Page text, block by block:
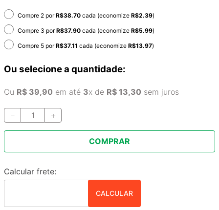
Compre 2 porR$38.70 cada (economize R$2.39)
Compre 3 porR$37.90 cada (economize R$5.99)
Compre 5 porR$37.11 cada (economize R$13.97)
Ou selecione a quantidade:
Ou R$ 39,90 em até 3x de R$ 13,30 sem juros
＋
－
COMPRAR